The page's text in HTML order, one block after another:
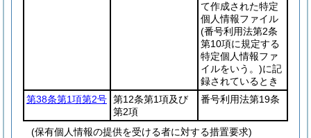
て作成された特定
個人情報ファイル
(番号利用法第2条
第10項に規定する
特定個人情報ファ
イルをいう。)に記
録されているとき
第38条第1項第2号 第12条第1項及び
第2項
番号利用法第19条
(保有個人情報の提供を受ける者に対する措置要求)